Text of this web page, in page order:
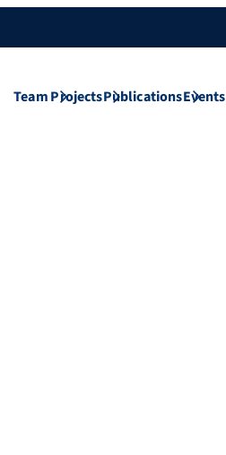
TeamProjectsPublicationsEvents